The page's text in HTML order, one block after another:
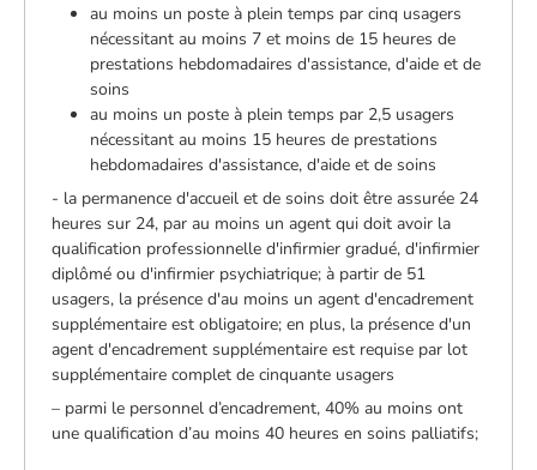
au moins un poste à plein temps par cinq usagers
nécessitant au moins 7 et moins de 15 heures de
prestations hebdomadaires d'assistance, d'aide et de
soins
au moins un poste à plein temps par 2,5 usagers
nécessitant au moins 15 heures de prestations
hebdomadaires d'assistance, d'aide et de soins
- la permanence d'accueil et de soins doit être assurée 24
heures sur 24, par au moins un agent qui doit avoir la
qualification professionnelle d'infirmier gradué, d'infirmier
diplômé ou d'infirmier psychiatrique; à partir de 51
usagers, la présence d'au moins un agent d'encadrement
supplémentaire est obligatoire; en plus, la présence d'un
agent d'encadrement supplémentaire est requise par lot
supplémentaire complet de cinquante usagers
– parmi le personnel d’encadrement, 40% au moins ont
une qualification d’au moins 40 heures en soins palliatifs;